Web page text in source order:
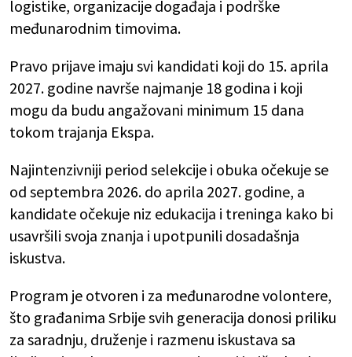
logistike, organizacije događaja i podrške
međunarodnim timovima.
Pravo prijave imaju svi kandidati koji do 15. aprila
2027. godine navrše najmanje 18 godina i koji
mogu da budu angažovani minimum 15 dana
tokom trajanja Ekspa.
Najintenzivniji period selekcije i obuka očekuje se
od septembra 2026. do aprila 2027. godine, a
kandidate očekuje niz edukacija i treninga kako bi
usavršili svoja znanja i upotpunili dosadašnja
iskustva.
Program je otvoren i za međunarodne volontere,
što građanima Srbije svih generacija donosi priliku
za saradnju, druženje i razmenu iskustava sa